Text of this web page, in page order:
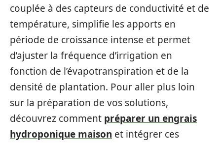
couplée à des capteurs de conductivité et de
température, simplifie les apports en
période de croissance intense et permet
d’ajuster la fréquence d’irrigation en
fonction de l’évapotranspiration et de la
densité de plantation. Pour aller plus loin
sur la préparation de vos solutions,
découvrez comment préparer un engrais
hydroponique maison et intégrer ces